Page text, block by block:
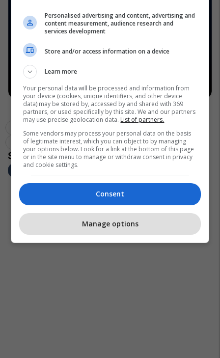
Personalised advertising and content, advertising and
content measurement, audience research and
services development
Store and/or access information on a device
Learn more
Your personal data will be processed and information from
your device (cookies, unique identifiers, and other device
data) may be stored by, accessed by and shared with 369
partners, or used specifically by this site. We and our partners
may use precise geolocation data. List of partners.
Some vendors may process your personal data on the basis
of legitimate interest, which you can object to by managing
your options below. Look for a link at the bottom of this page
or in the site menu to manage or withdraw consent in privacy
and cookie settings.
Consent
Manage options